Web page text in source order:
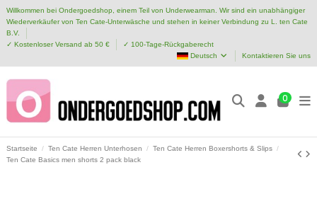
Willkommen bei Ondergoedshop, einem Teil von Underwearman. Wir sind ein unabhängiger
Wiederverkäufer von Ten Cate-Unterwäsche und stehen in keiner Verbindung zu L. ten Cate
B.V.
✓ Kostenloser Versand ab 50 €
✓ 100-Tage-Rückgaberecht
Deutsch
Kontaktieren Sie uns
0
Startseite Ten Cate Herren Unterhosen
Ten Cate Herren Boxershorts & Slips
Ten Cate Basics men shorts 2 pack black